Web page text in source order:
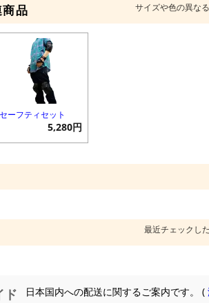
品 サイズや色の異な
セーフティセット
5,280円
最近チェックし
ド 日本国内への配送に関するご案内です。 (